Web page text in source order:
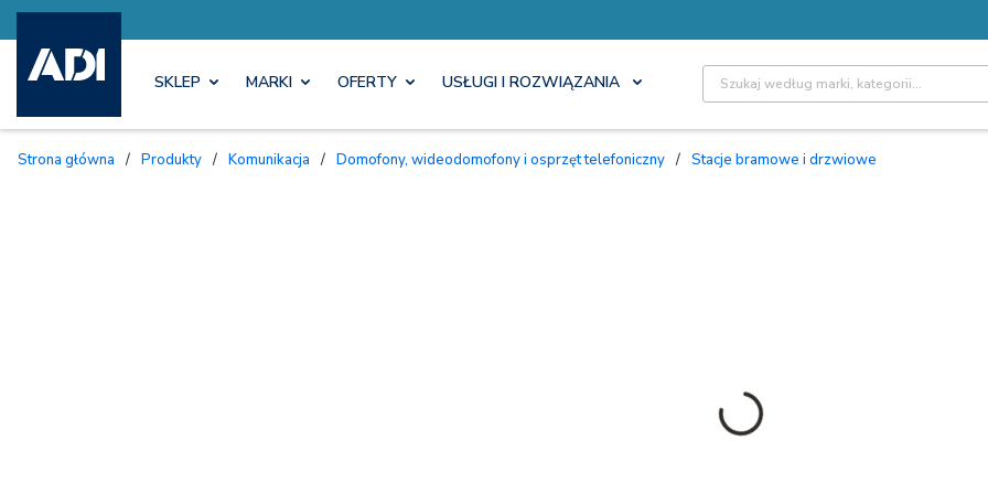
SKLEP MARKI OFERTY USŁUGI I ROZWIĄZANIA Site Search
Strona główna / Produkty / Komunikacja / Domofony, wideodomofony i osprzęt telefoniczny / Stacje bramowe i drzwiowe